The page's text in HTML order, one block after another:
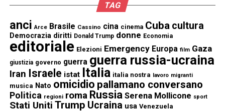
TAG
anci Arce Brasile Cassino cina cinema Cuba cultura
Democrazia diritti Donald Trump donne Economia
editoriale Elezioni Emergency Europa film Gaza
giustizia governo guerra guerra russia-ucraina
Iran Israele istat Italia italia nostra lavoro migranti
musica Nato omicidio pallamano conversano
Politica regioni roma Russia Serena Mollicone sport
Stati Uniti Trump Ucraina usa Venezuela